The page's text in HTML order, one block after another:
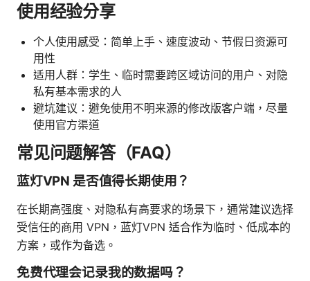
使用经验分享
个人使用感受：简单上手、速度波动、节假日资源可
用性
适用人群：学生、临时需要跨区域访问的用户、对隐
私有基本需求的人
避坑建议：避免使用不明来源的修改版客户端，尽量
使用官方渠道
常见问题解答（FAQ）
蓝灯VPN 是否值得长期使用？
在长期高强度、对隐私有高要求的场景下，通常建议选择
受信任的商用 VPN，蓝灯VPN 适合作为临时、低成本的
方案，或作为备选。
免费代理会记录我的数据吗？